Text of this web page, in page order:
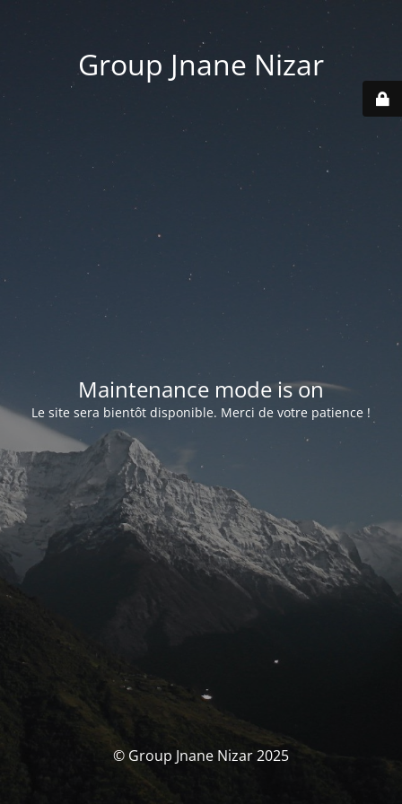
Group Jnane Nizar
Maintenance mode is on
Le site sera bientôt disponible. Merci de votre patience !
© Group Jnane Nizar 2025